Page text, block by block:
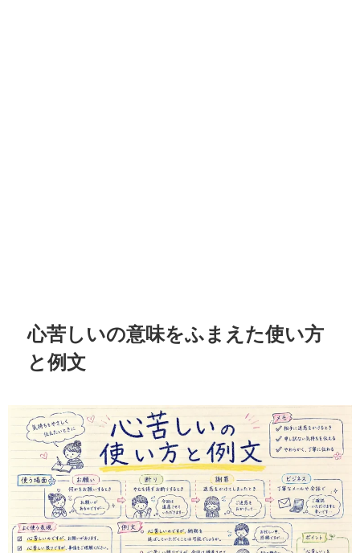
心苦しいの意味をふまえた使い方
と例文